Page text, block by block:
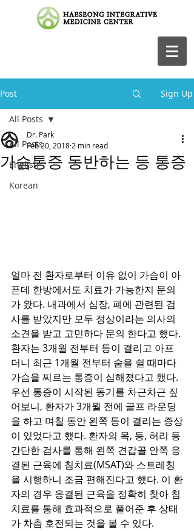
Post Sign Up
All Posts
English
Korean
All Posts
가슴통증 동반하는 등 통증
Dr. Park
Feb 20, 2018 2 min read
얼마 전 환자로부터 이유 없이 가슴이 아
픈데 한방에서도 치료가 가능한지 문의
가 왔다. 내과에서 심장, 폐에 관련된 검
사를 받았지만 모두 정상이라는 의사의
소견을 받고 고민하다 문의 한다고 했다.
환자는 3개월 전부터 등이 결리고 아프
더니 최근 1개월 전부터 숨을 쉴 때마다
가슴을 찌르는 통증이 심해졌다고 했다.
우선 통증이 시작된 동기를 차근차근 짚
어보니, 환자가 3개월 전에 골프 라운딩
을 하고 며칠 동안 왼쪽 등이 결리는 증상
이 있었다고 했다. 환자의 목, 등, 허리 등
간단한 검사를 통해 왼쪽 견갑골 안쪽 응
결된 근육에 침치료(MSAT)와 스트레칭
을 시행하니 조금 편해진다고 했다. 이 환
자의 경우 응결된 근육을 정확히 찾아 침
치료를 통해 효과적으로 풀어준 후 상태
가 차츰 호전되는 것을 볼 수 있다.